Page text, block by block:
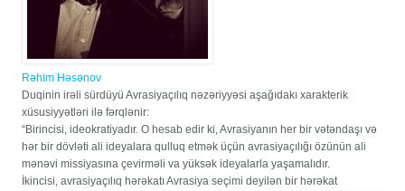
Rəhim Həsənov
Duqinin irəli sürdüyü Avrasiyaçılıq nəzəriyyəsi aşağıdakı xarakterik
xüsusiyyətləri ilə fərqlənir:
“Birincisi, ideokratiyadır. O hesab edir ki, Avrasiyanın her bir vətəndaşı və
һər bir dövləti ali ideyalara qulluq etmək üçün avrasiyaçılığı özünün ali
mənəvi missiyasına çevirməli va yüksək ideyalarla yaşamalıdır.
İkincisi, avrasiyaçılıq hərəkatı Avrasiya seçimi deyilən bir һәrәkat